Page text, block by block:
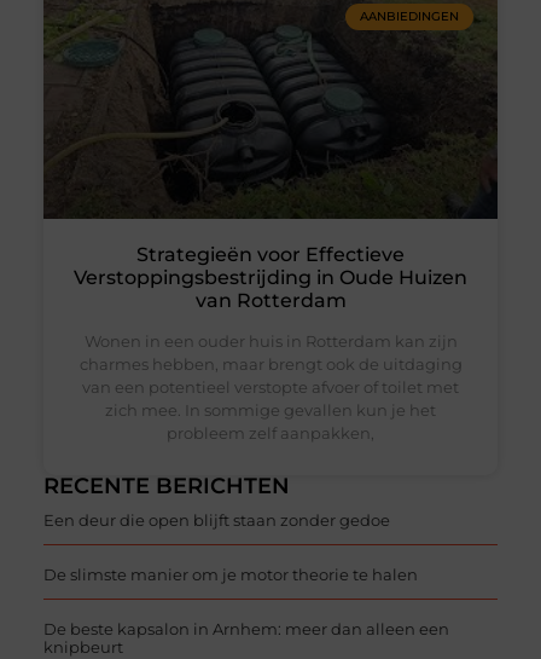
RECENTE BERICHTEN
Een deur die open blijft staan zonder gedoe
De slimste manier om je motor theorie te halen
De beste kapsalon in Arnhem: meer dan alleen een
knipbeurt
AANBIEDINGEN
Strategieën voor Effectieve
Verstoppingsbestrijding in Oude Huizen
van Rotterdam
Wonen in een ouder huis in Rotterdam kan zijn
charmes hebben, maar brengt ook de uitdaging
van een potentieel verstopte afvoer of toilet met
zich mee. In sommige gevallen kun je het
probleem zelf aanpakken,